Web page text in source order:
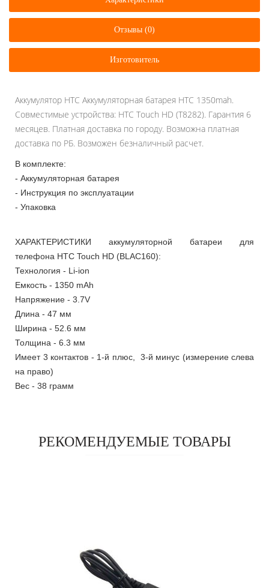
Отзывы (0)
Изготовитель
Аккумулятор HTC Аккумуляторная батарея HTC 1350mah.
Совместимые устройства: HTC Touch HD (T8282). Гарантия 6
месяцев. Платная доставка по городу. Возможна платная
доставка по РБ. Возможен безналичный расчет.
В комплекте:
- Аккумуляторная батарея
- Инструкция по эксплуатации
- Упаковка
ХАРАКТЕРИСТИКИ аккумуляторной батареи для
телефона HTC Touch HD (BLAC160):
Технология - Li-ion
Емкость - 1350 mAh
Напряжение - 3.7V
Длина - 47 мм
Ширина - 52.6 мм
Толщина - 6.3 мм
Имеет 3 контактов - 1-й плюс, 3-й минус (измерение слева
на право)
Вес - 38 грамм
РЕКОМЕНДУЕМЫЕ ТОВАРЫ